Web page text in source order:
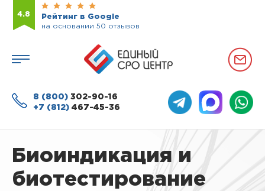
4.8
Рейтинг в Google
на основании 50 отзывов
8 (800) 302-90-16
+7 (812) 467-45-36
Биоиндикация и
биотестирование